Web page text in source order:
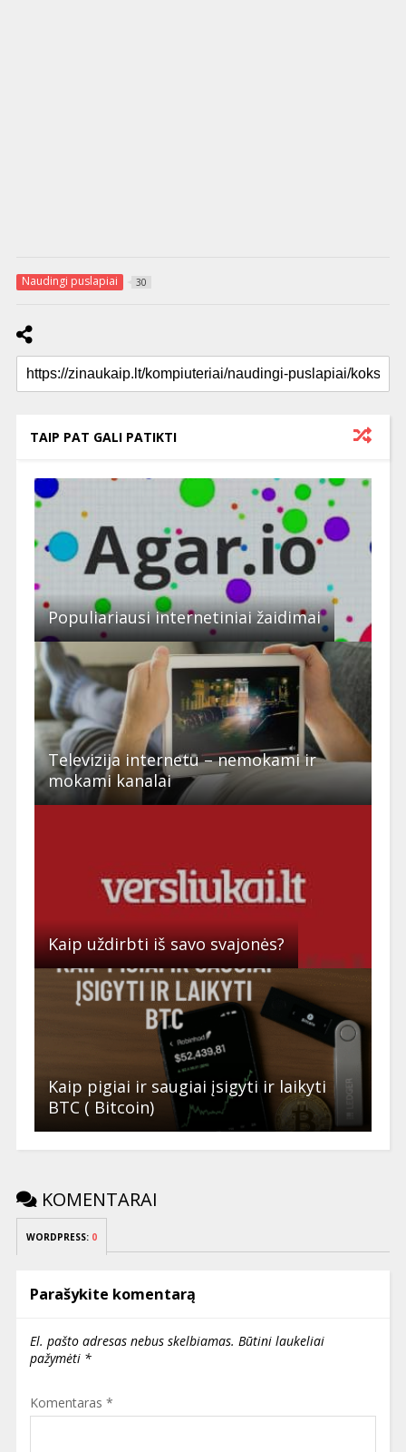
Naudingi puslapiai 30
TAIP PAT GALI PATIKTI
Populiariausi internetiniai žaidimai
Televizija internetu – nemokami ir
mokami kanalai
Kaip uždirbti iš savo svajonės?
Kaip pigiai ir saugiai įsigyti ir laikyti
BTC ( Bitcoin)
KOMENTARAI
WORDPRESS: 0
Parašykite komentarą
El. pašto adresas nebus skelbiamas. Būtini laukeliai
pažymėti *
Komentaras *